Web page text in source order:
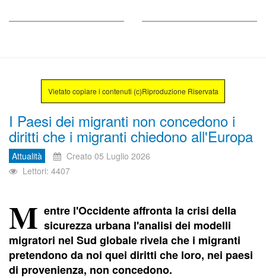
Vietato copiare i contenuti (c)Riproduzione Riservata
I Paesi dei migranti non concedono i
diritti che i migranti chiedono all'Europa
Attualità
Creato 05 Luglio 2026
Lettori: 4407
M entre l'Occidente affronta la crisi della
sicurezza urbana l'analisi dei modelli
migratori nel Sud globale rivela che i migranti
pretendono da noi quei diritti che loro, nei paesi
di provenienza, non concedono.